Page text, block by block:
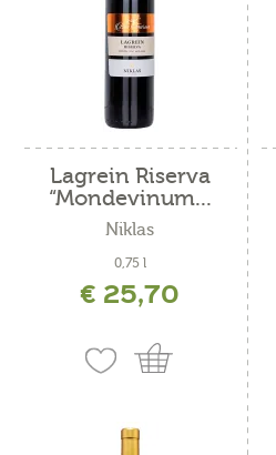
Lagrein Riserva
“Mondevinum...
Niklas
0,75 l
€ 25,70